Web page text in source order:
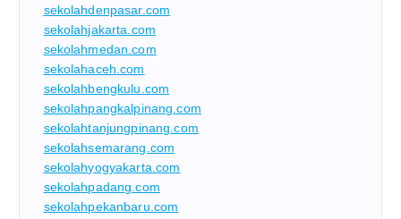
sekolahdenpasar.com
sekolahjakarta.com
sekolahmedan.com
sekolahaceh.com
sekolahbengkulu.com
sekolahpangkalpinang.com
sekolahtanjungpinang.com
sekolahsemarang.com
sekolahyogyakarta.com
sekolahpadang.com
sekolahpekanbaru.com